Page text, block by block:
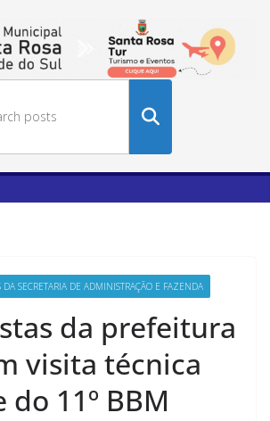
no
DA SECRETARIA DE ADMINISTRAÇÃO E FAZENDA
da prefeitura
visita técnica
do 11º BBM